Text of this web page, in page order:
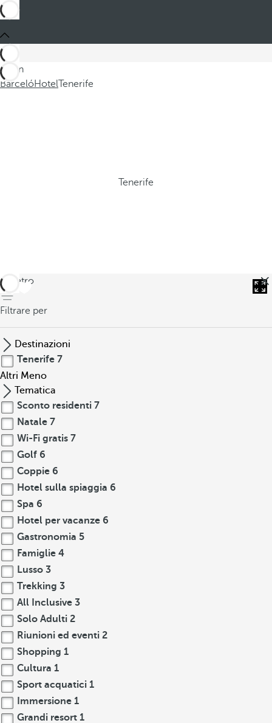
Sei in
BarcelóHotelTenerife
Tenerife
indietro
Filtrare per
Destinazioni
Tenerife 7
Altri Meno
Tematica
Sconto residenti 7
Natale 7
Wi-Fi gratis 7
Golf 6
Coppie 6
Hotel sulla spiaggia 6
Spa 6
Hotel per vacanze 6
Gastronomia 5
Famiglie 4
Lusso 3
Trekking 3
All Inclusive 3
Solo Adulti 2
Riunioni ed eventi 2
Shopping 1
Cultura 1
Sport acquatici 1
Immersione 1
Grandi resort 1